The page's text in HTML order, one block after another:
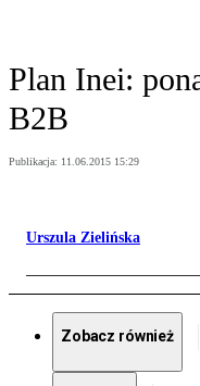
Plan Inei:
B2B
Publikacja: 11.06.2015 15:29
Urszula Zielińska
Zobacz również